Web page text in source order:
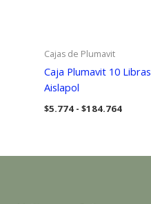
Cajas de Plumavit
Caja Plumavit 10 Libras
Aislapol
$5.774 - $184.764Rango